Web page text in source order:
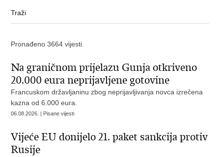
Pronađeno 3664 vijesti.
Na graničnom prijelazu Gunja otkriveno
20.000 eura neprijavljene gotovine
Francuskom državljaninu zbog neprijavljivanja novca izrečena
kazna od 6.000 eura.
06.08.2026. | Pisane vijesti
Vijeće EU donijelo 21. paket sankcija protiv
Rusije